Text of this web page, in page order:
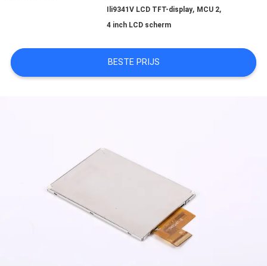
PRIVACY
Ili9341V LCD TFT-display, MCU 2,
4 inch LCD scherm
BESTE PRIJS